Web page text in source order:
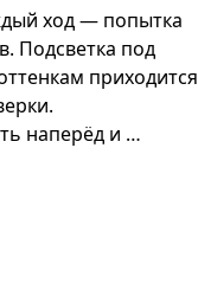
ход — попытка
Подсветка под
приходится
наперёд и
успешное